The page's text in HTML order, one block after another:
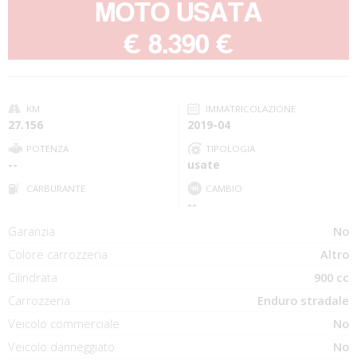
MOTO USATA
€ 8.390 €
KM
27.156
IMMATRICOLAZIONE
2019-04
POTENZA
--
TIPOLOGIA
usate
CARBURANTE CAMBIO
--
Garanzia
No
Colore carrozzeria
Altro
Cilindrata
900 cc
Carrozzeria
Enduro stradale
Veicolo commerciale
No
Veicolo danneggiato
No